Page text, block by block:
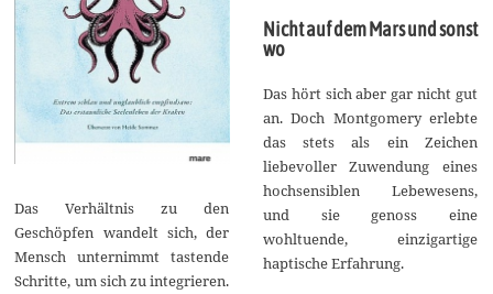
Das Verhältnis zu den
Geschöpfen wandelt sich, der
Mensch unternimmt tastende
Schritte, um sich zu integrieren.
Nicht auf dem Mars und sonst
wo
Das hört sich aber gar nicht gut
an. Doch Montgomery erlebte
das stets als ein Zeichen
liebevoller Zuwendung eines
hochsensiblen Lebewesens,
und sie genoss eine
wohltuende, einzigartige
haptische Erfahrung.